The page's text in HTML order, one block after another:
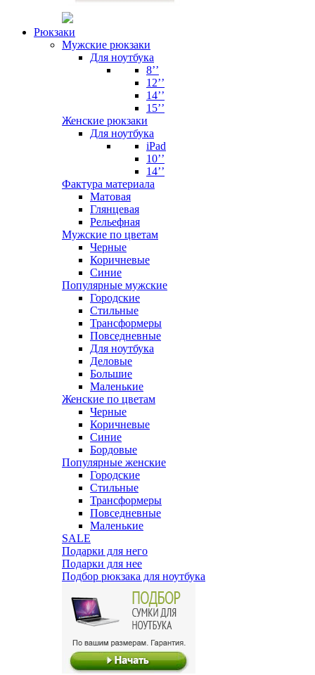
Рюкзаки
Мужские рюкзаки
Для ноутбука
8’’
12’’
14’’
15’’
Женские рюкзаки
Для ноутбука
iPad
10’’
14’’
Фактура материала
Матовая
Глянцевая
Рельефная
Мужские по цветам
Черные
Коричневые
Синие
Популярные мужские
Городские
Стильные
Трансформеры
Повседневные
Для ноутбука
Деловые
Большие
Маленькие
Женские по цветам
Черные
Коричневые
Синие
Бордовые
Популярные женские
Городские
Стильные
Трансформеры
Повседневные
Маленькие
SALE
Подарки для него
Подарки для нее
Подбор рюкзака для ноутбука